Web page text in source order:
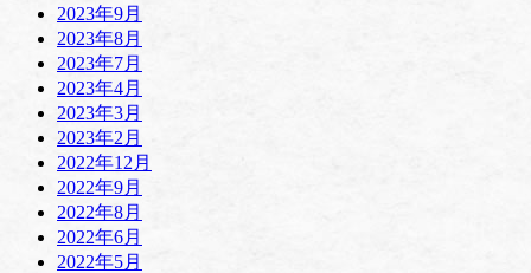
2023年9月
2023年8月
2023年7月
2023年4月
2023年3月
2023年2月
2022年12月
2022年9月
2022年8月
2022年6月
2022年5月